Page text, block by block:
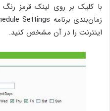
اینترنت را در آن مشخص کنید.